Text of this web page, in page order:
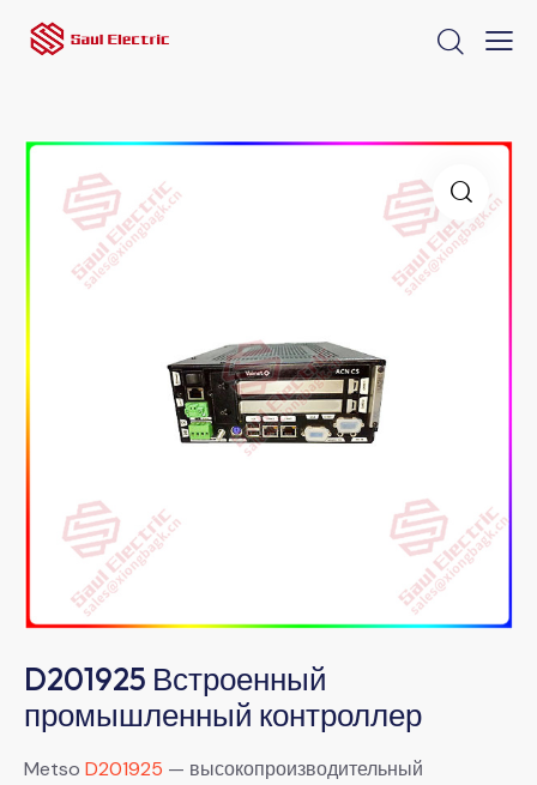
D201925 Встроенный
промышленный контроллер
Metso D201925 — высокопроизводительный